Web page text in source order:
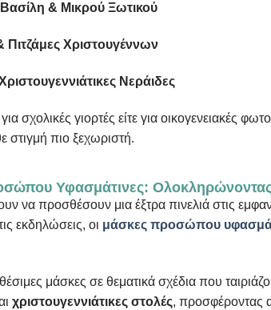
Βασίλη & Μικρού Ξωτικού
Πιτζάμες Χριστουγέννων
Νεράιδες
για σχολικές γιορτές είτε για οικογενειακές
στιγμή πιο ξεχωριστή.
Υφασμάτινες:
να προσθέσουν μια έξτρα πινελιά στις
εκδηλώσεις, οι μάσκες προσώπου
μάσκες σε θεματικά σχέδια που
χριστουγεννιάτικες στολές, προσφέροντας